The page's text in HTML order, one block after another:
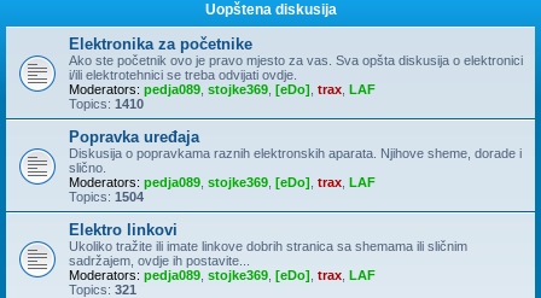
Uopštena diskusija
Elektronika za početnike
Ako ste početnik ovo je pravo mjesto za vas. Sva opšta diskusija o elektronici
i/ili elektrotehnici se treba odvijati ovdje.
Moderators: pedja089 stojke369 [eDo] trax LAF
Topics: 1410
Popravka uređaja
Diskusija o popravkama raznih elektronskih aparata. Njihove sheme, dorade i
slično.
Moderators: pedja089 stojke369 [eDo] trax LAF
Topics: 1504
Elektro linkovi
Ukoliko tražite ili imate linkove dobrih stranica sa shemama ili sličnim
sadržajem, ovdje ih postavite...
Moderators: pedja089 stojke369 [eDo] trax LAF
Topics: 321